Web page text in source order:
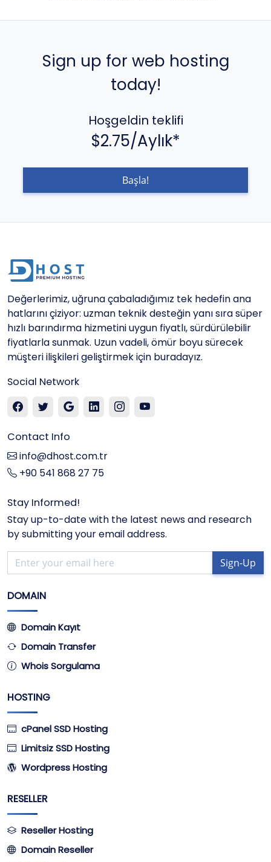
Sign up for web hosting
today!
Hoşgeldin teklifi
$2.75/Aylık*
Başla!
Değerlerimiz, uğruna çabaladığımız tek hedefin ana
hatlarını çiziyor: uzman teknik desteğin yanı sıra süper
hızlı barındırma hizmetini uygun fiyatlı, sürdürülebilir
fiyatlarla sunmak. Uzun vadeli, ömür boyu sürecek
müşteri ilişkileri geliştirmek için buradayız.
Social Network
Contact Info
info@dhost.com.tr
+90 541 868 27 75
Stay Informed!
Stay up-to-date with the latest news and research
by submitting your email address.
Sign-Up
DOMAIN
Domain Kayıt
Domain Transfer
Whois Sorgulama
HOSTING
cPanel SSD Hosting
Limitsiz SSD Hosting
Wordpress Hosting
RESELLER
Reseller Hosting
Domain Reseller